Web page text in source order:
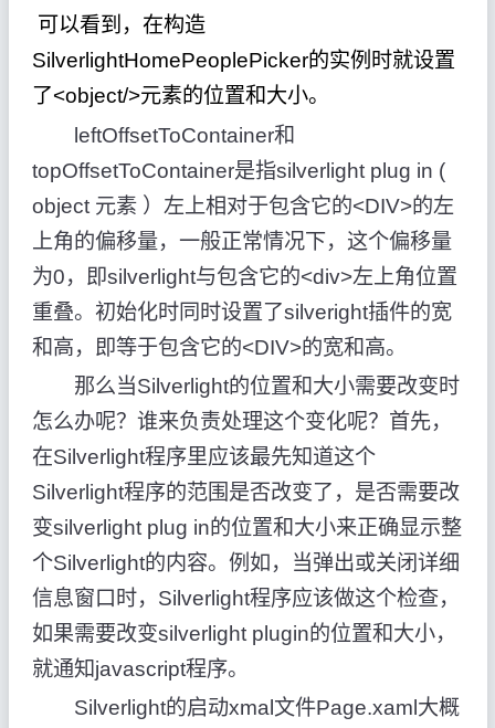
可以看到，在构造
SilverlightHomePeoplePicker的实例时就设置
了<object/>元素的位置和大小。
leftOffsetToContainer和
topOffsetToContainer是指silverlight plug in (
object 元素 ）左上相对于包含它的<DIV>的左
上角的偏移量，一般正常情况下，这个偏移量
为0，即silverlight与包含它的<div>左上角位置
重叠。初始化时同时设置了silveright插件的宽
和高，即等于包含它的<DIV>的宽和高。
那么当Silverlight的位置和大小需要改变时
怎么办呢？谁来负责处理这个变化呢？首先，
在Silverlight程序里应该最先知道这个
Silverlight程序的范围是否改变了，是否需要改
变silverlight plug in的位置和大小来正确显示整
个Silverlight的内容。例如，当弹出或关闭详细
信息窗口时，Silverlight程序应该做这个检查，
如果需要改变silverlight plugin的位置和大小，
就通知javascript程序。
Silverlight的启动xmal文件Page.xaml大概